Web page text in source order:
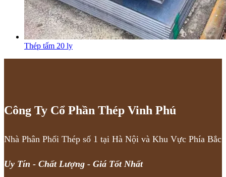
Thép tấm 20 ly
Công Ty Cổ Phần Thép Vinh Phú
Nhà Phân Phối Thép số 1 tại Hà Nội và Khu Vực Phía Bắc
Uy Tín - Chất Lượng - Giá Tốt Nhất